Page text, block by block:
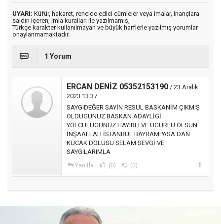
UYARI: Küfür, hakaret, rencide edici cümleler veya imalar, inançlara
saldırı içeren, imla kuralları ile yazılmamış,
Türkçe karakter kullanılmayan ve büyük harflerle yazılmış yorumlar
onaylanmamaktadır.
1 Yorum
ERCAN DENİZ 05352153190 / 23 Aralık
2023 13:37
SAYGIDEĞER SAYİN RESUL BASKANİM ÇIKMIŞ
OLDUGUNUZ BASKAN ADAYLİGİ
YOLCULUGUNUZ HAYIRLI VE UGURLU OLSUN
İNŞAALLAH İSTANBUL BAYRAMPASA DAN
KUCAK DOLUSU SELAM SEVGİ VE
SAYGILARIMLA
Yanıtla (0) (0)